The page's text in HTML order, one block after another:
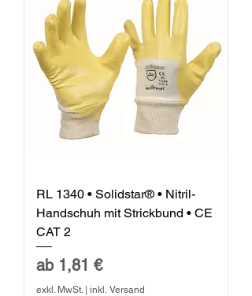
RL 1340 • Solidstar® • Nitril-
Handschuh mit Strickbund • CE
CAT 2
ab 1,81 €
Sale-Preis
exkl. MwSt. | inkl. Versand